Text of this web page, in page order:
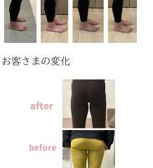
お客さまの変化